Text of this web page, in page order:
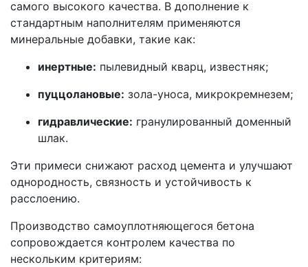
самого высокого качества. В дополнение к
стандартным наполнителям применяются
минеральные добавки, такие как:
инертные: пылевидный кварц, известняк;
пуццолановые: зола-уноса, микрокремнезем;
гидравлические: гранулированный доменный
шлак.
Эти примеси снижают расход цемента и улучшают
однородность, связность и устойчивость к
расслоению.
Производство самоуплотняющегося бетона
сопровождается контролем качества по
нескольким критериям: